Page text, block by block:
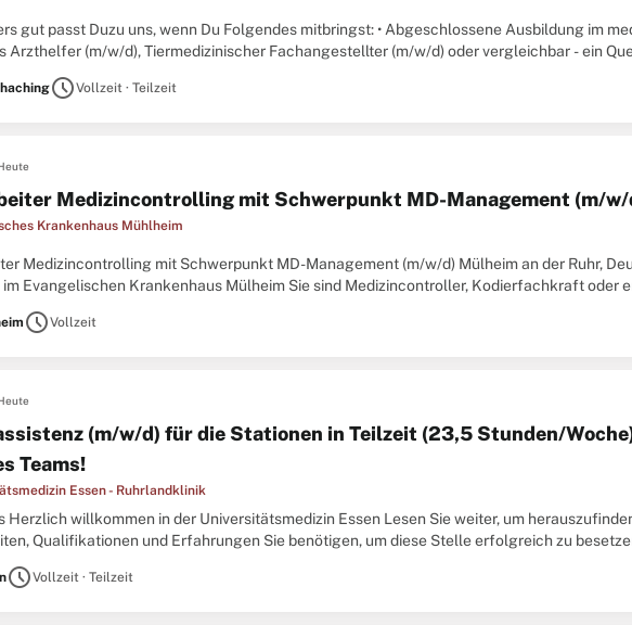
gut passt Duzu uns, wenn Du Folgendes mitbringst: • Abgeschlossene Ausbildung im
Arzthelfer (m/w/d), Tiermedizinischer Fachangestellter (m/w/d) oder vergleichbar - ein
scheduleVollzeit · Teilzeit
Medizincontrolling mit Schwerpunkt MD-Management (m/w/
Krankenhaus Mühlheim
Medizincontrolling mit Schwerpunkt MD-Management (m/w/d) Mülheim an der Ruhr,
im Evangelischen Krankenhaus Mülheim Sie sind Medizincontroller, Kodierfachkraft oder
scheduleVollzeit
(m/w/d) für die Stationen in Teilzeit (23,5 Stunden/
Teams!
Essen - Ruhrlandklinik
Herzlich willkommen in der Universitätsmedizin Essen Lesen Sie weiter, um
Qualifikationen und Erfahrungen Sie benötigen, um diese Stelle erfolgreich zu
scheduleVollzeit · Teilzeit